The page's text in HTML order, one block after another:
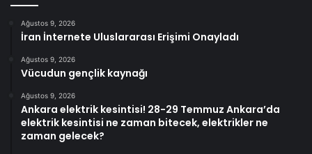
Ağustos 9, 2026
İran İnternete Uluslararası Erişimi Onayladı
Ağustos 9, 2026
Vücudun gençlik kaynağı
Ağustos 9, 2026
Ankara elektrik kesintisi! 28-29 Temmuz Ankara’da
elektrik kesintisi ne zaman bitecek, elektrikler ne
zaman gelecek?